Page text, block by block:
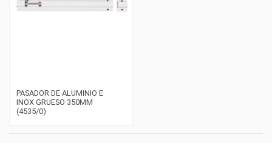
PASADOR DE ALUMINIO E
INOX GRUESO 350MM
(4535/0)